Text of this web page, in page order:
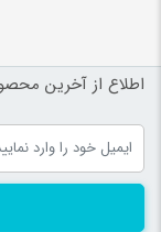
اطلاع از آخرین